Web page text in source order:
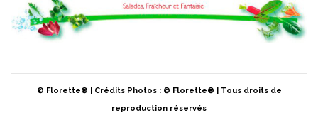
© Florette® | Crédits Photos : © Florette® | Tous droits de
reproduction réservés